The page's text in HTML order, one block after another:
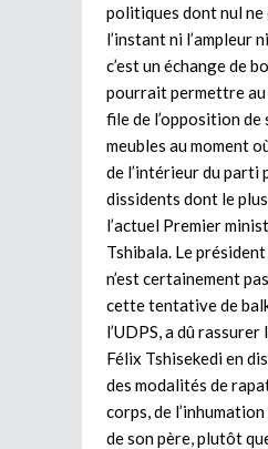
politiques dont nul
l’instant ni l’ampleur
c’est un échange de
pourrait permettre au
file de l’opposition de
meubles au moment
de l’intérieur du parti
dissidents dont le
l’actuel Premier
Tshibala. Le
n’est certainement
cette tentative de
l’UDPS, a dû
Félix Tshisekedi en
des modalités de
corps, de
de son père, plutôt